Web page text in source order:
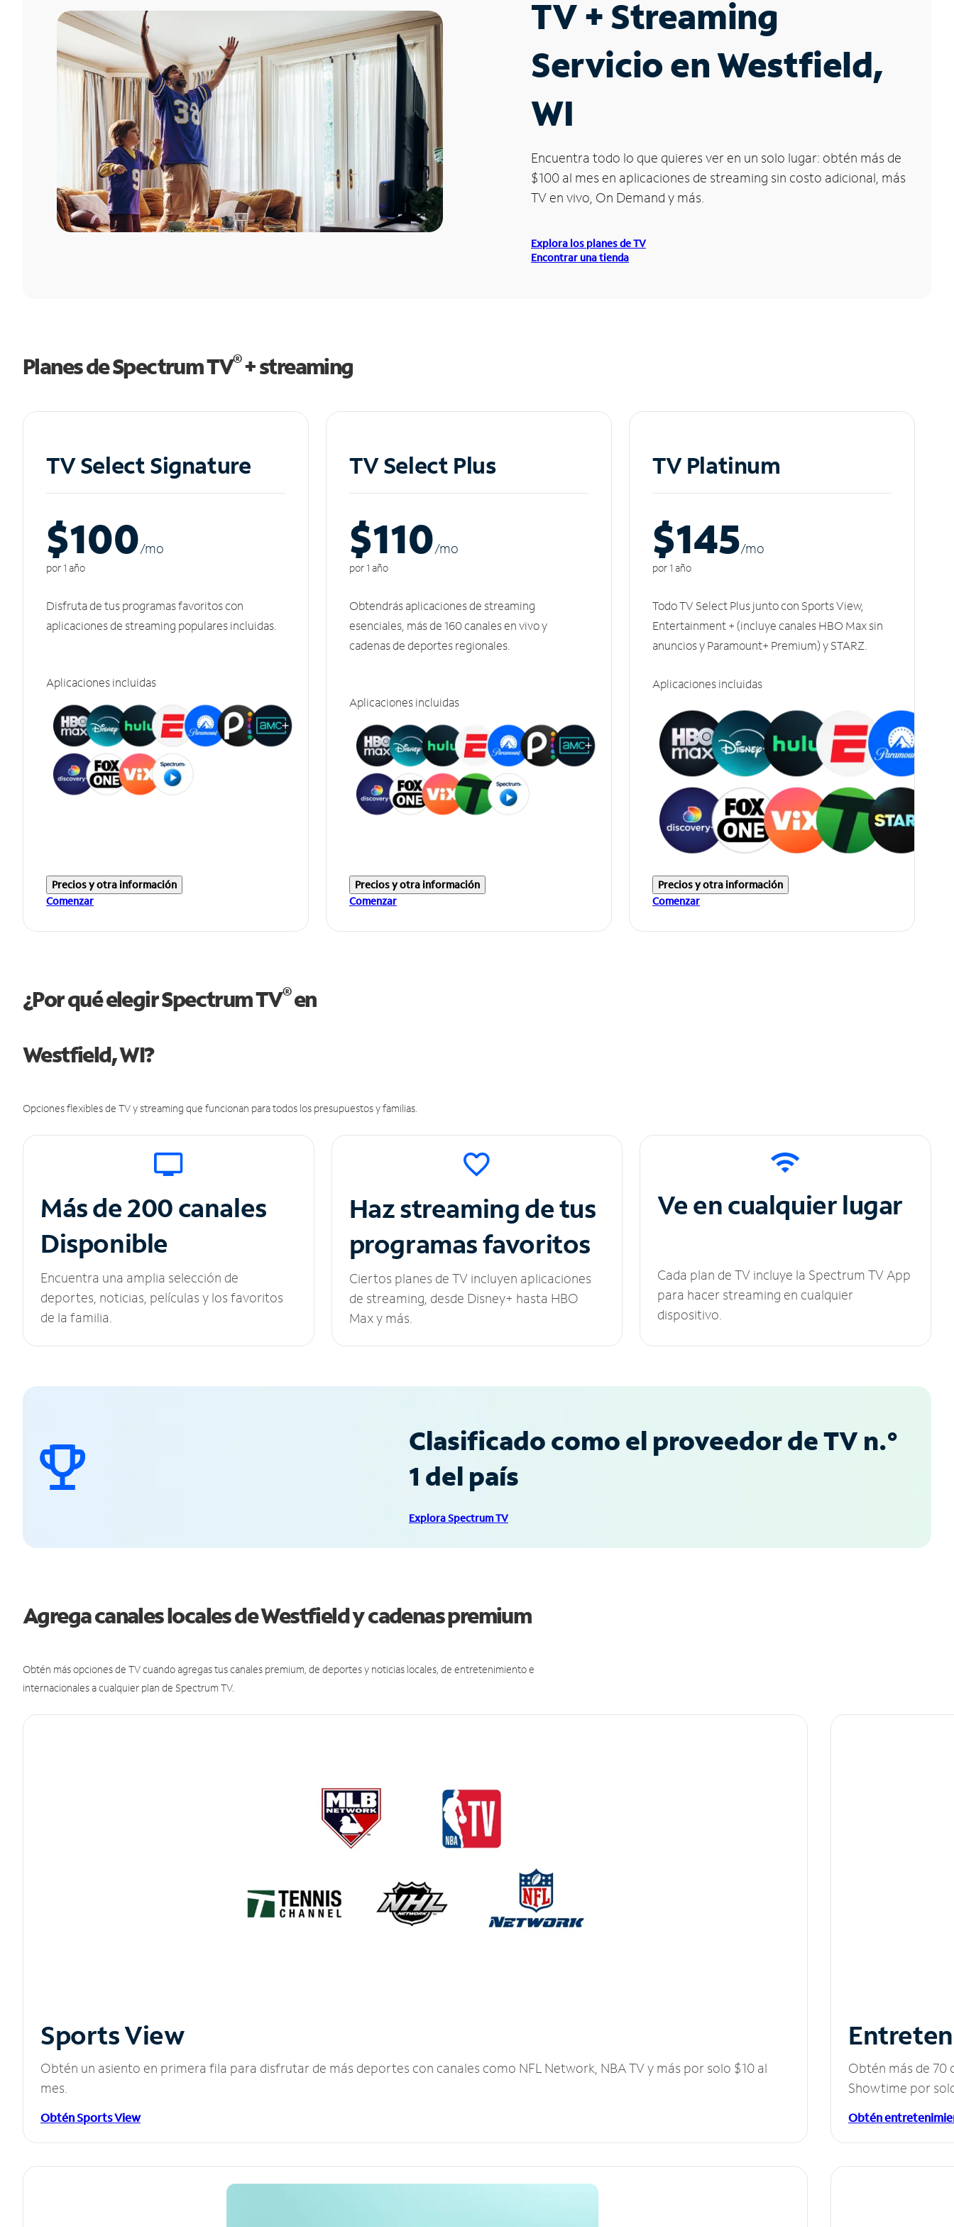
TV + Streaming
Servicio en Westfield,
WI
Encuentra todo lo que quieres ver en un solo lugar: obtén más de
$100 al mes en aplicaciones de streaming sin costo adicional, más
TV en vivo, On Demand y más.
Explora los planes de TV
Encontrar una tienda
Planes de Spectrum TV®+ streaming
TV Select Signature
$100/mo
por 1 año
Disfruta de tus programas favoritos con
aplicaciones de streaming populares incluidas.
Aplicaciones incluidas
Precios y otra información
Comenzar
TV Select Plus
$110/mo
por 1 año
Obtendrás aplicaciones de streaming
esenciales, más de 160 canales en vivo y
cadenas de deportes regionales.
Aplicaciones incluidas
Precios y otra información
Comenzar
TV Platinum
$145/mo
por 1 año
Todo TV Select Plus junto con Sports View,
Entertainment + (incluye canales HBO Max sin
anuncios y Paramount+ Premium) y STARZ.
Aplicaciones incluidas
Precios y otra información
Comenzar
¿Por qué elegir Spectrum TV®en
Westfield, WI?
Opciones flexibles de TV y streaming que funcionan para todos los presupuestos y familias.
Más de 200 canales
Disponible
Encuentra una amplia selección de
deportes, noticias, películas y los favoritos
de la familia.
Haz streaming de tus
programas favoritos
Ciertos planes de TV incluyen aplicaciones
de streaming, desde Disney+ hasta HBO
Max y más.
Ve en cualquier lugar
Cada plan de TV incluye la Spectrum TV App
para hacer streaming en cualquier
dispositivo.
Clasificado como el proveedor de TV n.°
1 del país
Explora Spectrum TV
Agrega canales locales de Westfield y cadenas premium
Obtén más opciones de TV cuando agregas tus canales premium, de deportes y noticias locales, de entretenimiento e
internacionales a cualquier plan de Spectrum TV.
Sports View
Obtén un asiento en primera fila para disfrutar de más deportes con canales como NFL Network, NBA TV y más por solo $10 al
mes.
Obtén Sports View
Obtén más de 70
Showtime por
Obtén